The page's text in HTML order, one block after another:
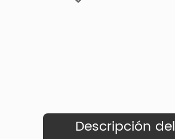
Descripción del